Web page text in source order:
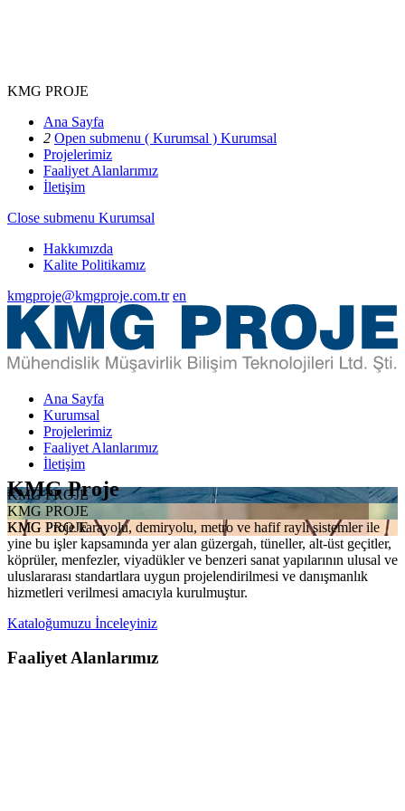
KMG PROJE
Ana Sayfa
2 Open submenu ( Kurumsal ) Kurumsal
Projelerimiz
Faaliyet Alanlarımız
İletişim
Close submenu Kurumsal
Hakkımızda
Kalite Politikamız
kmgproje@kmgproje.com.tr en
Ana Sayfa
Kurumsal
Projelerimiz
Faaliyet Alanlarımız
İletişim
KMG PROJE
KMG PROJE
KMG PROJE
KMG Proje
KMG Proje karayolu, demiryolu, metro ve hafif raylı sistemler ile
yine bu işler kapsamında yer alan güzergah, tüneller, alt-üst geçitler,
köprüler, menfezler, viyadükler ve benzeri sanat yapılarının ulusal ve
uluslararası standartlara uygun projelendirilmesi ve danışmanlık
hizmetleri verilmesi amacıyla kurulmuştur.
Kataloğumuzu İnceleyiniz
Faaliyet Alanlarımız